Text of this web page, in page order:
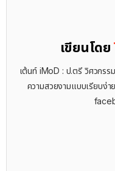
เขียนโดย
เต้นท์ iMoD : ป.ตรี วิศวกร
ความสวยงามแบบเรียบง่